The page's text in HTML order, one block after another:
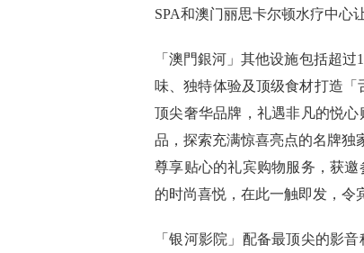
SPA和澳门丽思卡尔顿水疗中心
「澳門銀河」其他设施包括超
味、独特体验及顶级食材打造
顶尖奢华品牌，礼遇非凡的悦
品，探索充满惊喜亮点的名牌独
尊享贴心的礼宾购物服务，获
的时尚喜悦，在此一触即发，令
「银河影院」配备最顶尖的影